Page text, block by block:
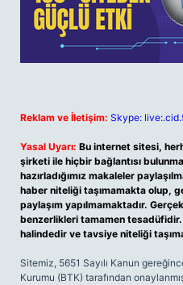
Reklam ve İletişim: Skype:
Yasal Uyarı: Bu internet sitesi,
şirketi ile hiçbir bağlantısı
hazırladığımız makaleler
haber niteliği taşımamakta olup,
paylaşım yapılmamaktadır.
benzerlikleri tamamen
halindedir ve tavsiye niteliği
Sitemiz, 5651 Sayılı Kanun
Kurumu (BTK) tarafından